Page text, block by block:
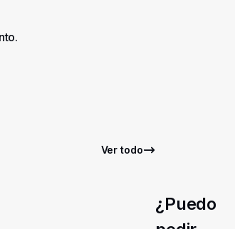
Ver todo
¿Puedo